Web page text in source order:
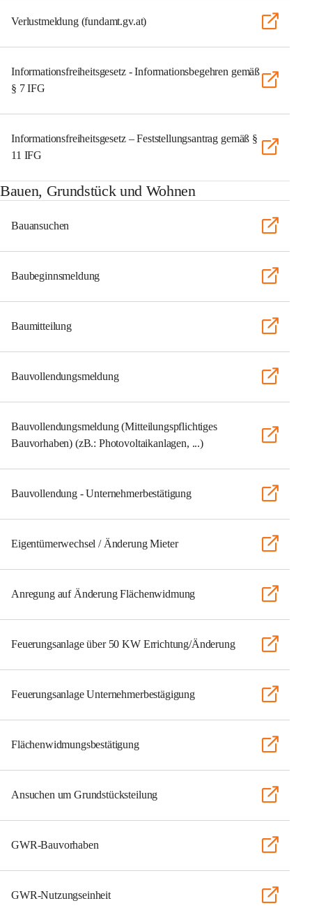
Verlustmeldung (fundamt.gv.at)
Informationsfreiheitsgesetz - Informationsbegehren gemäß
§ 7 IFG
Informationsfreiheitsgesetz – Feststellungsantrag gemäß §
11 IFG
Bauen, Grundstück und Wohnen
Bauansuchen
Baubeginnsmeldung
Baumitteilung
Bauvollendungsmeldung
Bauvollendungsmeldung (Mitteilungspflichtiges
Bauvorhaben) (zB.: Photovoltaikanlagen, ...)
Bauvollendung - Unternehmerbestätigung
Eigentümerwechsel / Änderung Mieter
Anregung auf Änderung Flächenwidmung
Feuerungsanlage über 50 KW Errichtung/Änderung
Feuerungsanlage Unternehmerbestägigung
Flächenwidmungsbestätigung
Ansuchen um Grundstücksteilung
GWR-Bauvorhaben
GWR-Nutzungseinheit